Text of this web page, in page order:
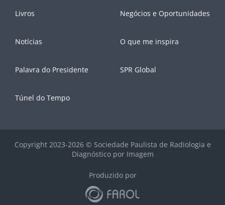
Livros Negócios e Oportunidades
Notícias O que me inspira
Palavra do Presidente SPR Global
Túnel do Tempo
Copyright 2023-2026 © Sociedade Paulista de Radiologia e
Diagnóstico por Imagem
Produzido por